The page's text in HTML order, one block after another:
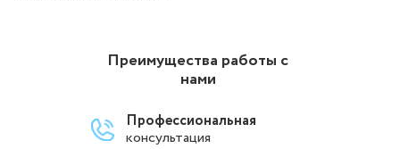
Преимущества работы с
нами
Профессиональная
консультация